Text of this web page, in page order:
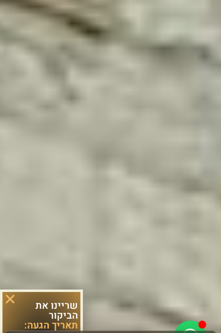
שריינו את
הביקור
תאריך הגעה: